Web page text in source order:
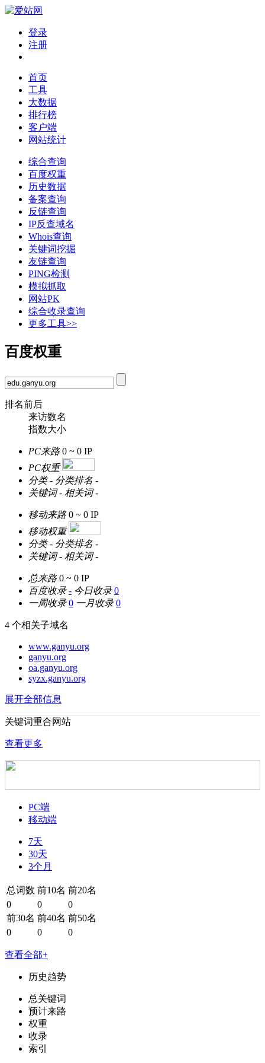
登录
注册
首页
工具
大数据
排行榜
客户端
网站统计
综合查询
百度权重
历史数据
备案查询
反链查询
IP反查域名
Whois查询
关键词挖掘
友链查询
PING检测
模拟抓取
网站PK
综合收录查询
更多工具>>
百度权重
排名前后
来访数名
指数大小
PC来路 0 ~ 0 IP
PC权重
分类 - 分类排名 -
关键词 - 相关词 -
移动来路 0 ~ 0 IP
移动权重
分类 - 分类排名 -
关键词 - 相关词 -
总来路 0 ~ 0 IP
百度收录 - 今日收录 0
一周收录 0 一月收录 0
4 个相关子域名
www.ganyu.org
ganyu.org
oa.ganyu.org
syzx.ganyu.org
展开全部信息
关键词重合网站
查看更多
PC端
移动端
7天
30天
3个月
总词数 前10名 前20名
0
0
0
前30名 前40名 前50名
0
0 0
查看全部+
历史趋势
总关键词
预计来路
权重
收录
索引